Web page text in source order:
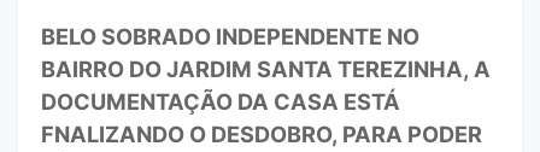
BELO SOBRADO INDEPENDENTE NO
BAIRRO DO JARDIM SANTA TEREZINHA, A
DOCUMENTAÇÃO DA CASA ESTÁ
FNALIZANDO O DESDOBRO, PARA PODER